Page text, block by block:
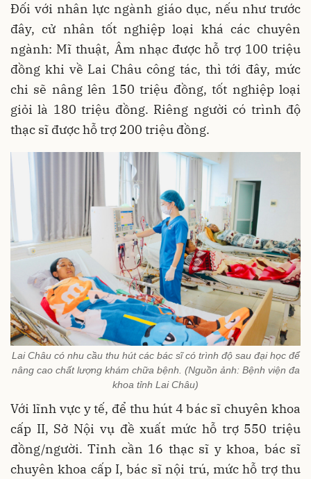
Đối với nhân lực ngành giáo dục, nếu như trước
đây, cử nhân tốt nghiệp loại khá các chuyên
ngành: Mĩ thuật, Âm nhạc được hỗ trợ 100 triệu
đồng khi về Lai Châu công tác, thì tới đây, mức
chi sẽ nâng lên 150 triệu đồng, tốt nghiệp loại
giỏi là 180 triệu đồng. Riêng người có trình độ
thạc sĩ được hỗ trợ 200 triệu đồng.
Lai Châu có nhu cầu thu hút các bác sĩ có trình độ sau đại học để
nâng cao chất lượng khám chữa bệnh. (Nguồn ảnh: Bệnh viện đa
khoa tỉnh Lai Châu)
Với lĩnh vực y tế, để thu hút 4 bác sĩ chuyên khoa
cấp II, Sở Nội vụ đề xuất mức hỗ trợ 550 triệu
đồng/người. Tỉnh cần 16 thạc sĩ y khoa, bác sĩ
chuyên khoa cấp I, bác sĩ nội trú, mức hỗ trợ thu